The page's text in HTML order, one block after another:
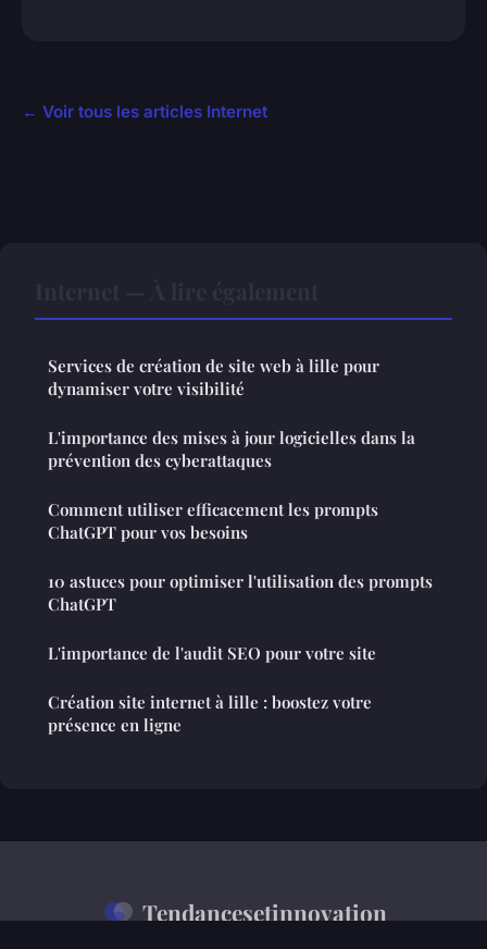
← Voir tous les articles Internet
Services de création de site web à lille pour
dynamiser votre visibilité
L'importance des mises à jour logicielles dans la
prévention des cyberattaques
Comment utiliser efficacement les prompts
ChatGPT pour vos besoins
10 astuces pour optimiser l'utilisation des prompts
ChatGPT
L'importance de l'audit SEO pour votre site
Création site internet à lille : boostez votre
présence en ligne
Tendancesetinnovation